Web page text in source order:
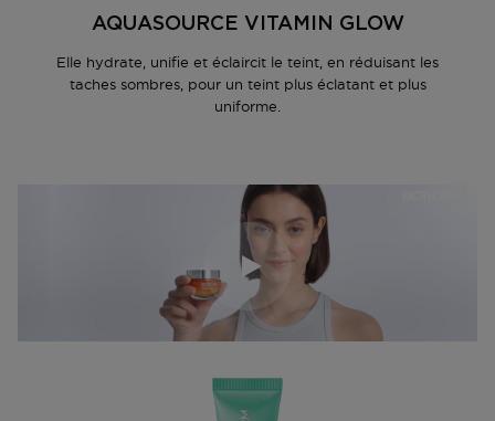
AQUASOURCE VITAMIN GLOW
Elle hydrate, unifie et éclaircit le teint, en réduisant les
taches sombres, pour un teint plus éclatant et plus
uniforme.